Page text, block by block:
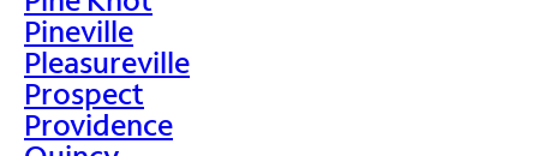
Pineville
Pleasureville
Prospect
Providence